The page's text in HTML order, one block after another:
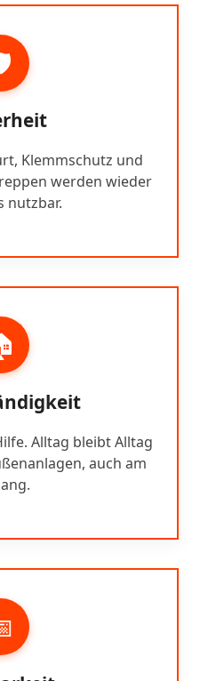
Klemmschutz und
werden wieder
nutzbar.
Alltag bleibt Alltag
auch am